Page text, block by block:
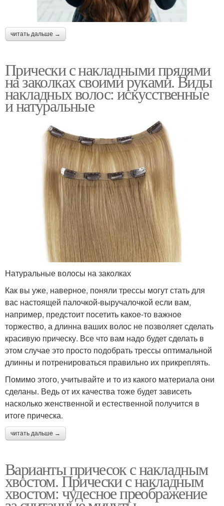
читать дальше →
Прически с накладными прядями
на заколках своими руками. Виды
накладных волос: искусственные
и натуральные
Натуральные волосы на заколках
Как вы уже, наверное, поняли трессы могут стать для
вас настоящей палочкой-выручалочкой если вам,
например, предстоит посетить какое-то важное
торжество, а длинна ваших волос не позволяет сделать
красивую прическу. Все что вам надо будет сделать в
этом случае это просто подобрать трессы оптимальной
длинны и потренироваться правильно их прикреплять.
Помимо этого, учитывайте и то из какого материала они
сделаны. Ведь от их качества тоже будет зависеть
насколько женственной и естественной получится в
итоге прическа.
читать дальше →
Варианты причесок с накладным
хвостом. Прически с накладным
хвостом: чудесное преображение